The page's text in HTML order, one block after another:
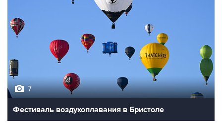
7
Фестиваль воздухоплавания в Бристоле